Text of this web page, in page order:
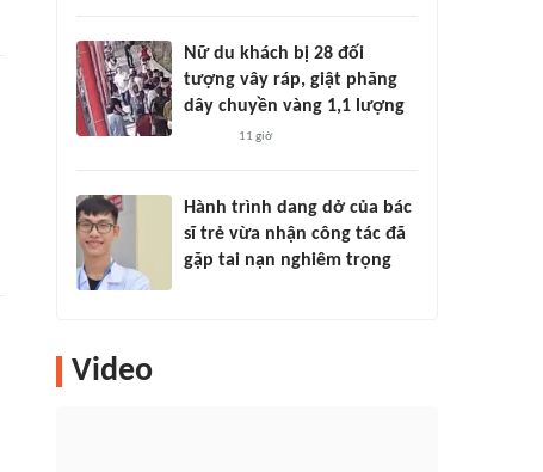
Nữ du khách bị 28 đối
tượng vây ráp, giật phăng
dây chuyền vàng 1,1 lượng
11 giờ
Hành trình dang dở của bác
sĩ trẻ vừa nhận công tác đã
gặp tai nạn nghiêm trọng
Video